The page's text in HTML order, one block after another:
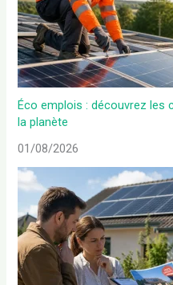
Éco emplois : découvrez les
la planète
01/08/2026